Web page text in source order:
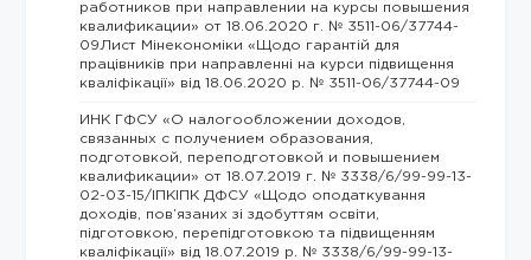
работников при направлении на курсы повышения
квалификации» от 18.06.2020 г. № 3511-06/37744-
09Лист Мінекономіки «Щодо гарантій для
працівників при направленні на курси підвищення
кваліфікації» від 18.06.2020 р. № 3511-06/37744-09
ИНК ГФСУ «О налогообложении доходов,
связанных с получением образования,
подготовкой, переподготовкой и повышением
квалификации» от 18.07.2019 г. № 3338/6/99-99-13-
02-03-15/ІПКІПК ДФСУ «Щодо оподаткування
доходів, пов’язаних зі здобуттям освіти,
підготовкою, перепідготовкою та підвищенням
кваліфікації» від 18.07.2019 р. № 3338/6/99-99-13-